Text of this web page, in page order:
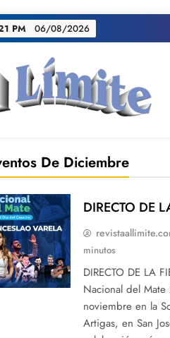
PM 06/08/2026
De Diciembre
DIRECTO DE
minutos
DIRECTO DE LA
Nacional del
noviembre en la
Artigas, en San